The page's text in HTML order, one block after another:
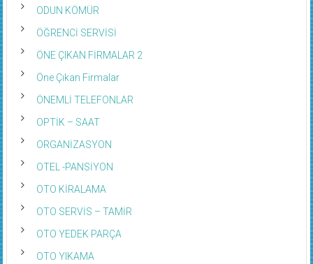
ODUN KÖMÜR
ÖĞRENCİ SERVİSİ
ÖNE ÇIKAN FİRMALAR 2
Öne Çıkan Firmalar
ÖNEMLİ TELEFONLAR
OPTİK – SAAT
ORGANİZASYON
OTEL -PANSİYON
OTO KİRALAMA
OTO SERVİS – TAMİR
OTO YEDEK PARÇA
OTO YIKAMA